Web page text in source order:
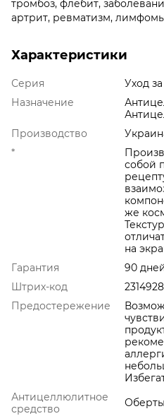
тромбоз, флебит,
артрит, ревматизм,
Характеристики
Серия
Уход
Назначение
Производство
*
собой
же
на
Гарантия
90
Штрих-код
Предостережение
Антицеллюлитное
средство